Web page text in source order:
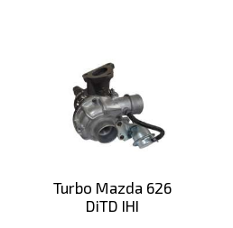
Turbo Mazda 626
DiTD IHI